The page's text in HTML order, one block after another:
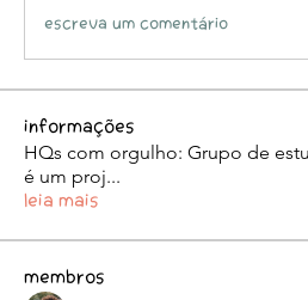
Escreva um comentário
Informações
HQs com orgulho: Grupo de
é um proj...
Leia Mais
membros